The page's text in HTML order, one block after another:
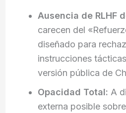
Ausencia de RLHF
carecen del
diseñado para
instrucciones
versión pública de
Opacidad Total: A
externa posible